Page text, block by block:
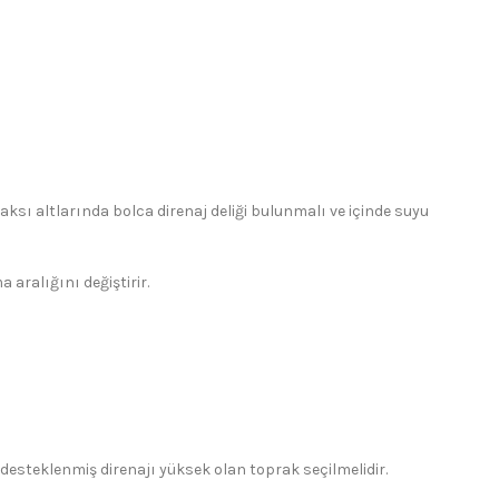
altlarında bolca direnaj deliği bulunmalı ve içinde suyu
aralığını değiştirir.
direnajı yüksek olan toprak seçilmelidir.